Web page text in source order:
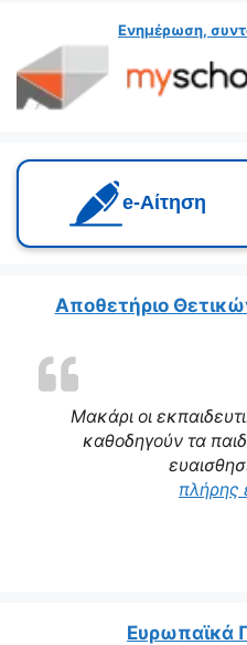
Ενημέρωση,
e‑Αίτηση
Μακάρι οι
καθοδηγούν τα
πλήρης
Αποθετήριο
Ευρωπαϊκά